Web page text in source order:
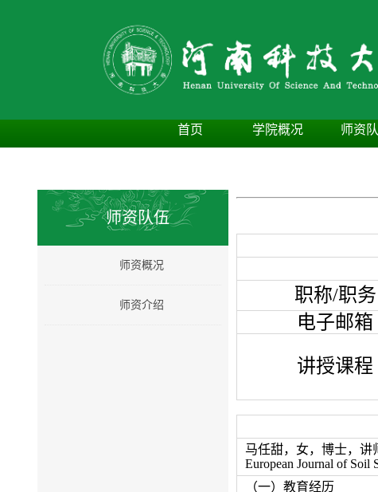
首页 学院概况 师资
师资队伍
师资概况
师资介绍 职称/职务
电子邮箱
讲授课程
马任甜，女，博士，讲
European Journal of
（一）教育经历